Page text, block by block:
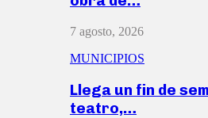
7 agosto, 2026
MUNICIPIOS
Llega un fin de
teatro,…